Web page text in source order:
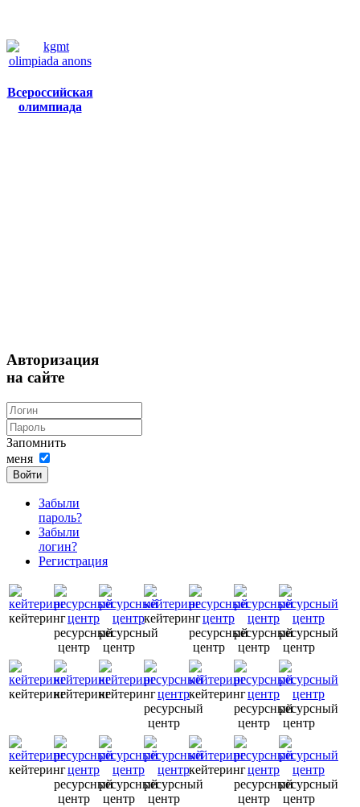
Всероссийская
олимпиада
Авторизация
на сайте
Запомнить
меня
Войти
Забыли
пароль?
Забыли
логин?
Регистрация
кейтеринг
ресурсный
центр
ресурсный
центр
кейтеринг
ресурсный
центр
ресурсный
центр
ресурсный
центр
кейтерингкейтерингкейтеринг
ресурсный
центр
кейтеринг
ресурсный
центр
ресурсный
центр
кейтеринг
ресурсный
центр
ресурсный
центр
ресурсный
центр
кейтеринг
ресурсный
центр
ресурсный
центр